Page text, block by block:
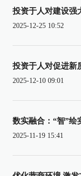
投资于人对建设强
2025-12-25 10:52
投资于人对促进新
2025-12-10 09:01
数实融合：“智”绘
2025-11-19 15:41